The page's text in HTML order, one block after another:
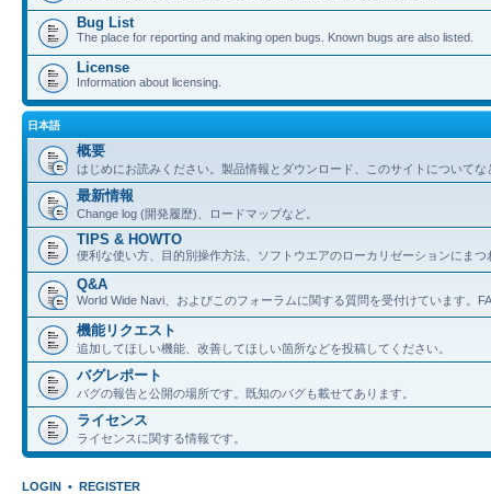
Bug List
The place for reporting and making open bugs. Known bugs are also listed.
License
Information about licensing.
日本語
概要
はじめにお読みください。製品情報とダウンロード、このサイトについてな
最新情報
Change log (開発履歴)、ロードマップなど。
TIPS & HOWTO
便利な使い方、目的別操作方法、ソフトウエアのローカリゼーションにまつ
Q&A
World Wide Navi、およびこのフォーラムに関する質問を受付けています。
機能リクエスト
追加してほしい機能、改善してほしい箇所などを投稿してください。
バグレポート
バグの報告と公開の場所です。既知のバグも載せてあります。
ライセンス
ライセンスに関する情報です。
LOGIN • REGISTER